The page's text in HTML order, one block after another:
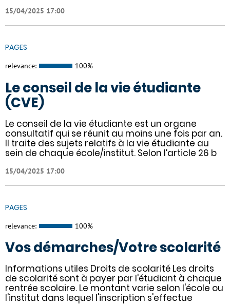
15/04/2025 17:00
PAGES
relevance: 100%
Le conseil de la vie étudiante
(CVE)
Le conseil de la vie étudiante est un organe
consultatif qui se réunit au moins une fois par an.
Il traite des sujets relatifs à la vie étudiante au
sein de chaque école/institut. Selon l’article 26 b
15/04/2025 17:00
PAGES
relevance: 100%
Vos démarches/Votre scolarité
Informations utiles Droits de scolarité Les droits
de scolarité sont à payer par l'étudiant à chaque
rentrée scolaire. Le montant varie selon l'école ou
l'institut dans lequel l'inscription s'effectue